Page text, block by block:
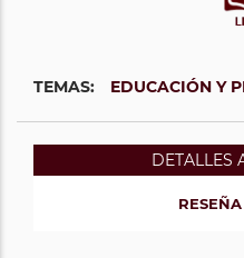
TEMAS: EDUCACIÓN Y
DETALLES
RESEÑA